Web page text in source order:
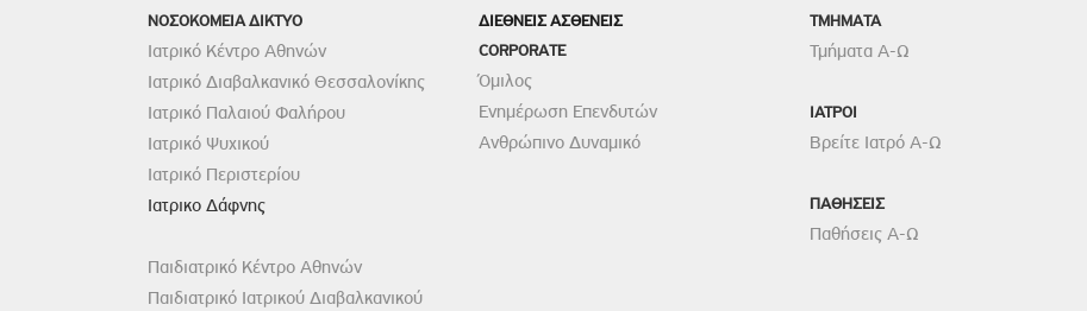
ΝΟΣΟΚΟΜΕΙΑ ΔΙΚΤΥΟ
Ιατρικό Κέντρο Αθηνών
Ιατρικό Διαβαλκανικό Θεσσαλονίκης
Ιατρικό Παλαιού Φαλήρου
Ιατρικό Ψυχικού
Ιατρικό Περιστερίου
Ιατρικο Δάφνης
Παιδιατρικό Κέντρο Αθηνών
Παιδιατρικό Ιατρικού Διαβαλκανικού
ΔΙΕΘΝΕΙΣ ΑΣΘΕΝΕΙΣ
CORPORATE
Όμιλος
Ενημέρωση Επενδυτών
Ανθρώπινο Δυναμικό
TMHMATA
Τμήματα Α-Ω
ΙΑΤΡΟΙ
Βρείτε Ιατρό Α-Ω
ΠΑΘΗΣΕΙΣ
Παθήσεις Α-Ω